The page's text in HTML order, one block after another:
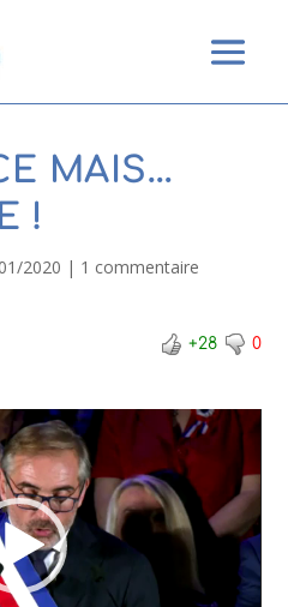
MAIS…
!
2020 | 1 commentaire
+28 0